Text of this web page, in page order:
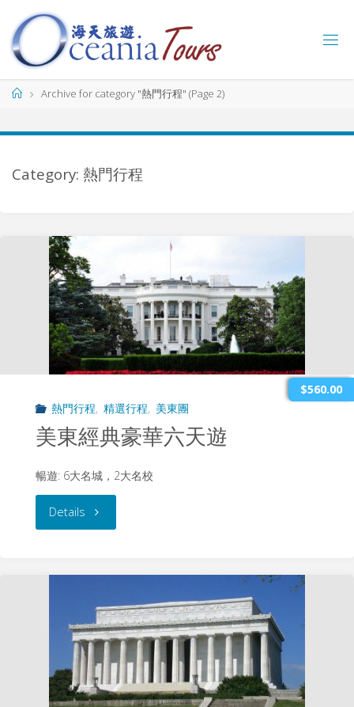
content
OC
HomeArchive for category "熱門行程" (Page 2)
Category: 熱門行程
$560.00
熱門行程, 精選行程, 美東團
美東經典豪華六天遊
暢遊: 6大名城，2大名校
Details "美
經
典
豪
華